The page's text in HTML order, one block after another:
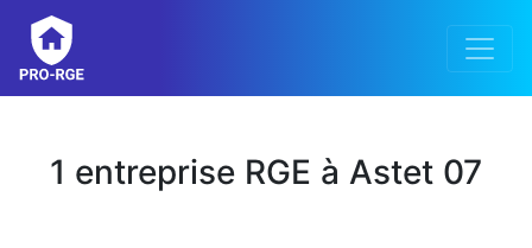
1 entreprise RGE à Astet 07